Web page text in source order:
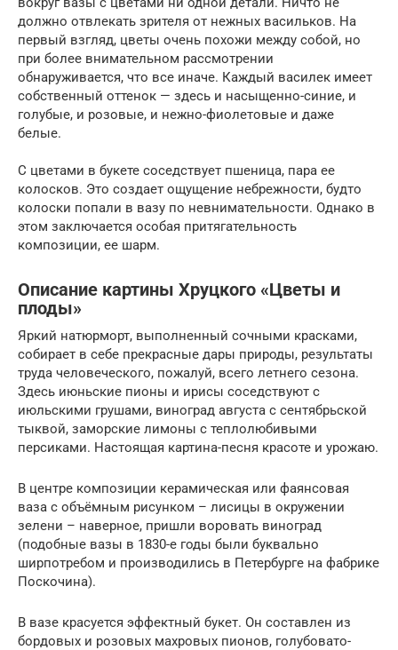
должно отвлекать зрителя от нежных васильков. На
первый взгляд, цветы очень похожи между собой, но
при более внимательном рассмотрении
обнаруживается, что все иначе. Каждый василек имеет
собственный оттенок — здесь и насыщенно-синие, и
голубые, и розовые, и нежно-фиолетовые и даже
белые.
С цветами в букете соседствует пшеница, пара ее
колосков. Это создает ощущение небрежности, будто
колоски попали в вазу по невнимательности. Однако в
этом заключается особая притягательность
композиции, ее шарм.
Описание картины Хруцкого «Цветы и
плоды»
Яркий натюрморт, выполненный сочными красками,
собирает в себе прекрасные дары природы, результаты
труда человеческого, пожалуй, всего летнего сезона.
Здесь июньские пионы и ирисы соседствуют с
июльскими грушами, виноград августа с сентябрьской
тыквой, заморские лимоны с теплолюбивыми
персиками. Настоящая картина-песня красоте и урожаю.
В центре композиции керамическая или фаянсовая
ваза с объёмным рисунком – лисицы в окружении
зелени – наверное, пришли воровать виноград
(подобные вазы в 1830-е годы были буквально
ширпотребом и производились в Петербурге на фабрике
Поскочина).
В вазе красуется эффектный букет. Он составлен из
бордовых и розовых махровых пионов, голубовато-